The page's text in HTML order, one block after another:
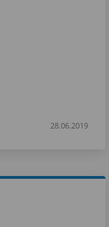
28.06.2019